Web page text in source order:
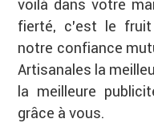
voilà dans votre
fierté, c’est le
notre confiance
Artisanales la
la meilleure
grâce à vous.